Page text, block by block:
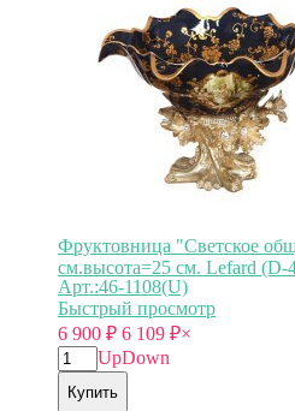
Фруктовница "Светское
см.высота=25 см. Lefard (D-
Арт.:46-1108(U)
Быстрый просмотр
6 900 ₽ 6 109 ₽×
UpDown
Купить